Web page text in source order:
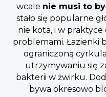
wcale nie musi to
stało się popularne
nie kota, i w praktyce
problemami. Łazienki
ograniczoną
utrzymywaniu się
bakterii w żwirku.
bywa okresowo